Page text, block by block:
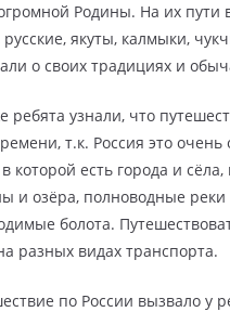
Родины. На их пути
якуты, калмыки,
о своих традициях и
ребята узнали, что
т.к. Россия это очень
которой есть города и
и озёра, полноводные реки
болота.
разных видах транспорта.
по России вызвало у